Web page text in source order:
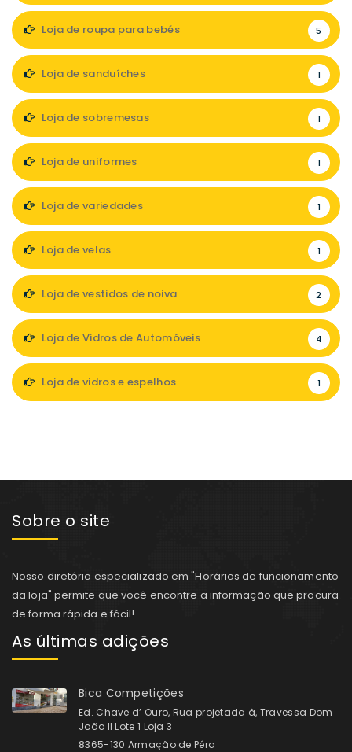
Loja de roupa para bebés 5
Loja de sanduíches 1
Loja de sobremesas 1
Loja de uniformes 1
Loja de variedades 1
Loja de velas 1
Loja de vestidos de noiva 2
Loja de Vidros de Automóveis 4
Loja de vidros e espelhos 1
Sobre o site
Nosso diretório especializado em "Horários de funcionamento
da loja" permite que você encontre a informação que procura
de forma rápida e fácil!
As últimas adições
Bica Competições
Ed. Chave d’ Ouro, Rua projetada à, Travessa Dom
João II Lote 1 Loja 3
8365-130 Armação de Pêra